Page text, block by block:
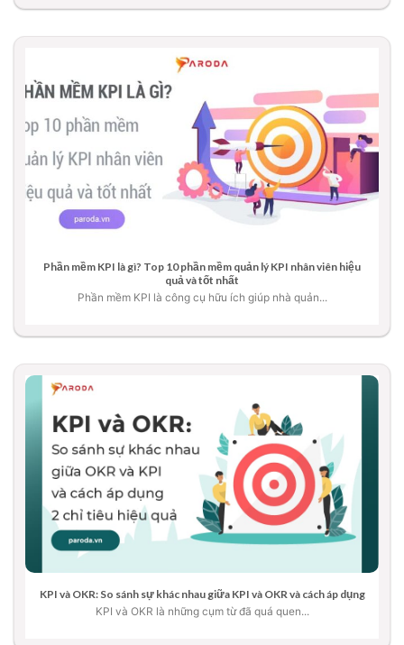
Phần mềm KPI là gì? Top 10 phần mềm quản lý KPI nhân viên hiệu
quả và tốt nhất
Phần mềm KPI là công cụ hữu ích giúp nhà quản...
KPI và OKR: So sánh sự khác nhau giữa KPI và OKR và cách áp dụng
KPI và OKR là những cụm từ đã quá quen...